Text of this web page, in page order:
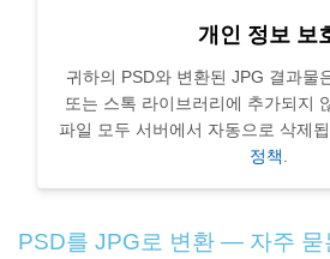
개인 정보 보
귀하의 PSD와 변환된 JPG 결과물
또는 스톡 라이브러리에 추가되지
파일 모두 서버에서 자동으로 삭제
정책.
PSD를 JPG로 변환 — 자주